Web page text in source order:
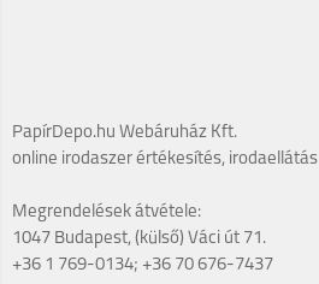
PapírDepo.hu Webáruház Kft.
online irodaszer értékesítés, irodaellátás
Megrendelések átvétele:
1047 Budapest, (külső) Váci út 71.
+36 1 769-0134; +36 70 676-7437